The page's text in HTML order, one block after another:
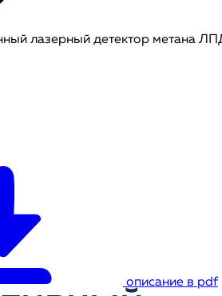
лазерный детектор метана
описание в pdf